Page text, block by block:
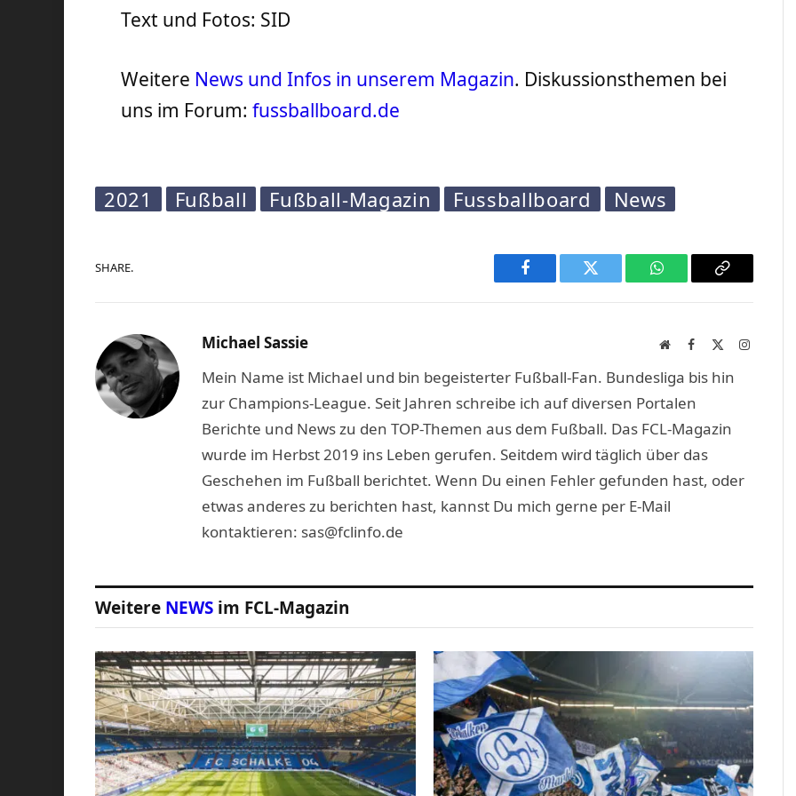
Text und Fotos: SID
Weitere News und Infos in unserem Magazin. Diskussionsthemen bei
uns im Forum:fussballboard.de
2021 Fußball Fußball-Magazin Fussballboard News
SHARE.
Facebook Twitter WhatsAppCopy
Michael Sassie WebsiteFacebook
Mein Name ist Michael und bin begeisterter Fußball-Fan. Bundesliga bis hin
zur Champions-League. Seit Jahren schreibe ich auf diversen Portalen
Berichte und News zu den TOP-Themen aus dem Fußball. Das FCL-Magazin
wurde im Herbst 2019 ins Leben gerufen. Seitdem wird täglich über das
Geschehen im Fußball berichtet. Wenn Du einen Fehler gefunden hast, oder
etwas anderes zu berichten hast, kannst Du mich gerne per E-Mail
kontaktieren: sas@fclinfo.de
Weitere NEWS im FCL-Magazin